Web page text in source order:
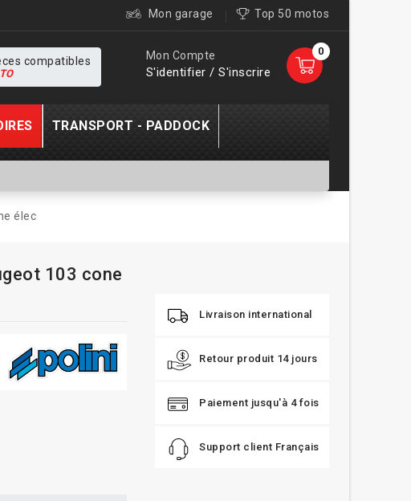
Mon garage Top 50 motos
0
Mon Compte
S'identifier / S'inscrire
compatibles
TRANSPORT - PADDOCK
élec
103 cone
Livraison international
Retour produit 14 jours
Paiement jusqu'à 4 fois
Support client Français